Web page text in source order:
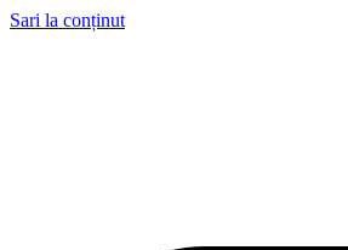
Sari la conținut